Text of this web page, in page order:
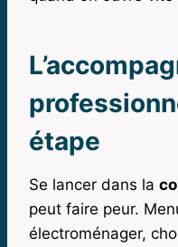
étape
Se lancer dans la
peut faire peur.
électroménager,